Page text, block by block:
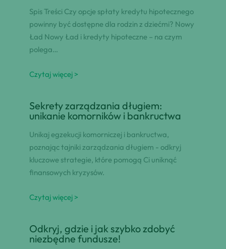
Spis Treści Czy opcje spłaty kredytu hipotecznego
powinny być dostępne dla rodzin z dziećmi? Nowy
Ład Nowy Ład i kredyty hipoteczne – na czym
polega…
Czytaj więcej >
Sekrety zarządzania długiem:
unikanie komorników i bankructwa
Unikaj egzekucji komorniczej i bankructwa,
poznając tajniki zarządzania długiem - odkryj
kluczowe strategie, które pomogą Ci uniknąć
finansowych kryzysów.
Czytaj więcej >
Odkryj, gdzie i jak szybko zdobyć
niezbędne fundusze!